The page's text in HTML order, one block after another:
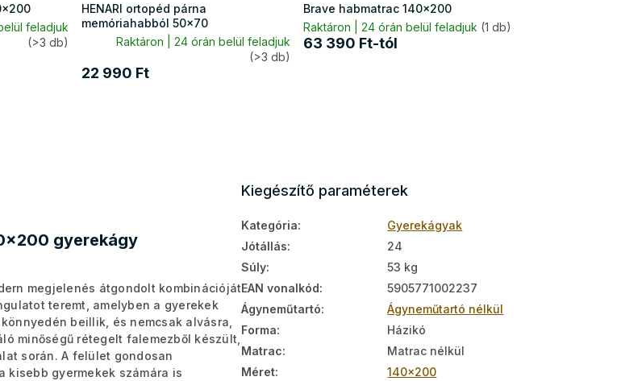
feladjuk
(>3 db)
HENARI ortopéd párna
memóriahabból 50x70
Raktáron | 24 órán belül feladjuk
(>3 db)
22 990 Ft
Brave habmatrac 140x200
Raktáron | 24 órán belül feladjuk (1 db)
63 390 Ft-tól
gyerekágy
megjelenés átgondolt kombinációját
teremt, amelyben a gyerekek
beillik, és nemcsak alvásra,
minőségű rétegelt falemezből készült,
során. A felület gondosan
kisebb gyermekek számára is
Kiegészítő paraméterek
Kategória:
Gyerekágyak
Jótállás:
24
Súly:
53 kg
EAN vonalkód:
5905771002237
Ágyneműtartó:
Ágyneműtartó nélkül
Forma:
Házikó
Matrac:
Matrac nélkül
Méret:
140x200